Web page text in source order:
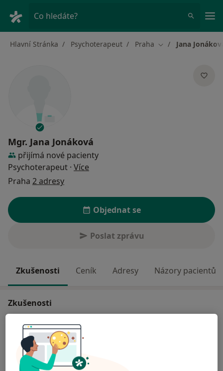
Co hledáte?
Hlavní Stránka Psychoterapeut Praha Změna města
Jana
Mgr. Jana Jonáková
přijímá nové pacienty
Psychoterapeut · Více
Praha 2 adresy
Objednat se
Poslat zprávu
Zkušenosti Ceník Adresy Názory pacientů
Zkušenosti
Psychoterapie
Psychosomatika
Hlavní léčená onemocnění